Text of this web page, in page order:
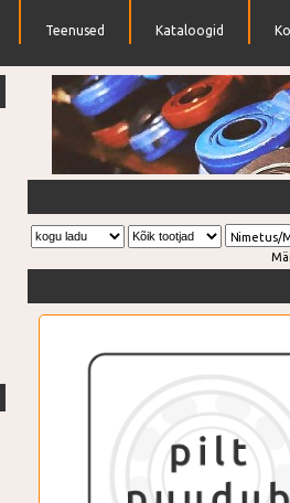
Teenused Kataloogid
Nimetus/